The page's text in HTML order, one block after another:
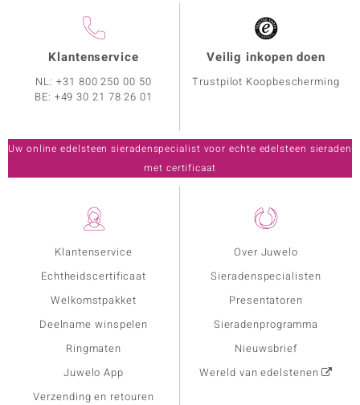
Klantenservice
Echtheidscertificaat
Welkomstpakket
Deelname winspelen
Ringmaten
Juwelo App
Verzending en retouren
Over Juwelo
Sieradenspecialisten
Presentatoren
Sieradenprogramma
Nieuwsbrief
Wereld van edelstenen
Klantenservice
NL:+31 800 250 00 50
BE: +49 30 21 78 26 01
Veilig inkopen doen
Trustpilot Koopbescherming
Uw online edelsteen sieradenspecialist voor echte edelsteen sieraden
met certificaat